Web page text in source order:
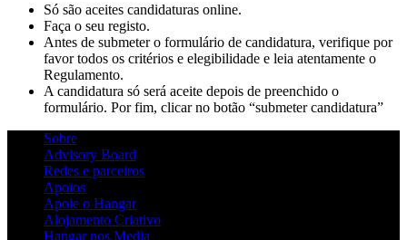
Só são aceites candidaturas online.
Faça o seu registo.
Antes de submeter o formulário de candidatura, verifique por
favor todos os critérios e elegibilidade e leia atentamente o
Regulamento.
A candidatura só será aceite depois de preenchido o
formulário. Por fim, clicar no botão “submeter candidatura”
Sobre
Advisory Board
Redes e parceiros
Apoios
Apoie o Hangar
Alojamento Criativo
Hangar nos Media